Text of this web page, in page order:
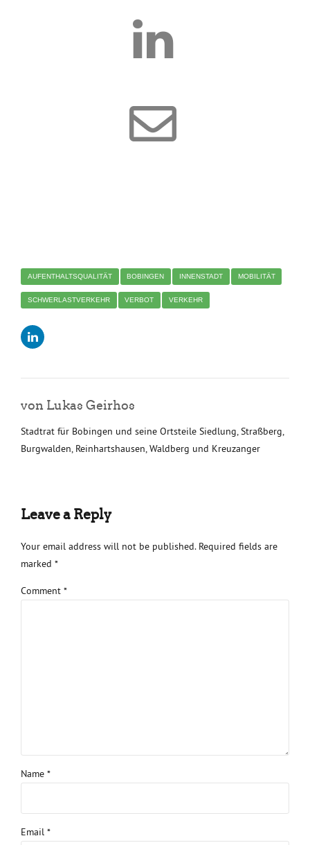
AUFENTHALTSQUALITÄT BOBINGEN INNENSTADT MOBILITÄT
SCHWERLASTVERKEHR VERBOT VERKEHR
von Lukas Geirhos
Stadtrat für Bobingen und seine Ortsteile Siedlung, Straßberg,
Burgwalden, Reinhartshausen, Waldberg und Kreuzanger
Leave a Reply
Your email address will not be published. Required fields are
marked *
Comment *
Name *
Email *